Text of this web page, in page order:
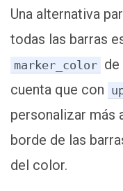
Una alternativa
todas las barras
marker_color de
cuenta que con
personalizar más
borde de las
del color.